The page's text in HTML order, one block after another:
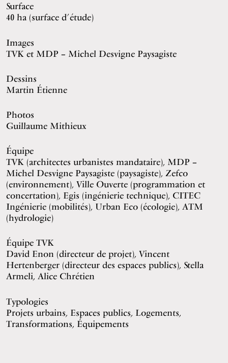
Surface
40 ha (surface d’étude)
Images
TVK et MDP – Michel Desvigne Paysagiste
Dessins
Martin Étienne
Photos
Guillaume Mithieux
Équipe
TVK (architectes urbanistes mandataire), MDP –
Michel Desvigne Paysagiste (paysagiste), Zefco
(environnement), Ville Ouverte (programmation et
concertation), Egis (ingénierie technique), CITEC
Ingénierie (mobilités), Urban Eco (écologie), ATM
(hydrologie)
Équipe TVK
David Enon (directeur de projet), Vincent
Hertenberger (directeur des espaces publics), Stella
Armeli, Alice Chrétien
Typologies
Projets urbains, Espaces publics, Logements,
Transformations, Équipements